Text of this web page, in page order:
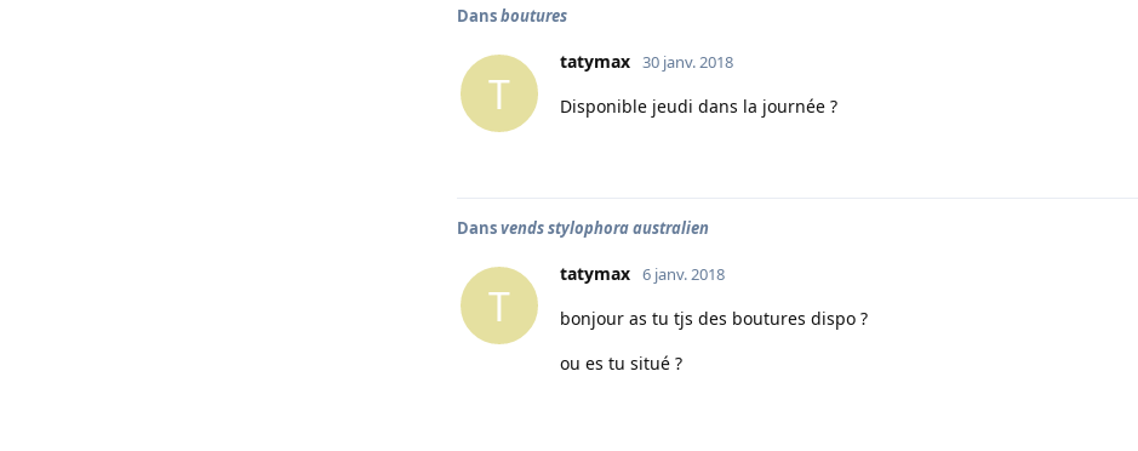
Dansboutures
T
tatymax 30 janv. 2018
Disponible jeudi dans la journée ?
Dansvends stylophora australien
T
tatymax 6 janv. 2018
bonjour as tu tjs des boutures dispo ?
ou es tu situé ?